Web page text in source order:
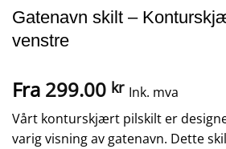
Gatenavn skilt –
venstre
Fra 299.00 kr Ink. mva
Vårt konturskjært pilskilt er
varig visning av gatenavn. Dette